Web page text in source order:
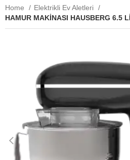
Home
Elektrikli Ev Aletleri
HAMUR MAKİNASI HAUSBERG 6.5